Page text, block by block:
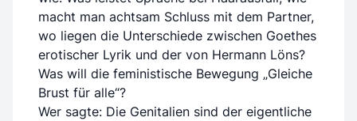
macht man achtsam Schluss mit dem Partner,
wo liegen die Unterschiede zwischen Goethes
erotischer Lyrik und der von Hermann Löns?
Was will die feministische Bewegung „Gleiche
Brust für alle“?
Wer sagte: Die Genitalien sind der eigentliche